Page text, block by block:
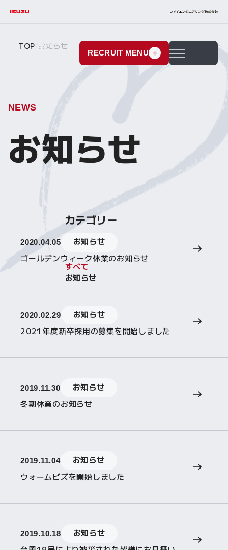
RECRUIT MENU
メニューを開閉
TOP お知らせ
NEWS
お知らせ
2020.04.05
お知らせ
ゴールデンウィーク休業のお知らせ
2020.02.29
お知らせ
2021年度新卒採用の募集を開始しました
2019.11.30
お知らせ
冬期休業のお知らせ
2019.11.04
お知らせ
ウォームビズを開始しました
2019.10.18
お知らせ
カテゴリー
すべて
お知らせ